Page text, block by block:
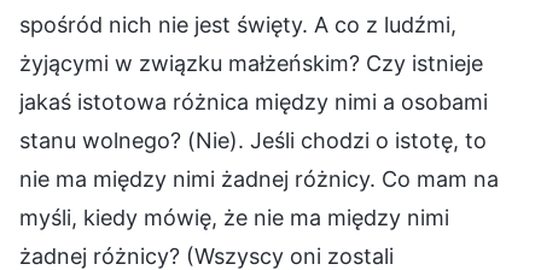
spośród nich nie jest święty. A co z ludźmi,
żyjącymi w związku małżeńskim? Czy istnieje
jakaś istotowa różnica między nimi a osobami
stanu wolnego? (Nie). Jeśli chodzi o istotę, to
nie ma między nimi żadnej różnicy. Co mam na
myśli, kiedy mówię, że nie ma między nimi
żadnej różnicy? (Wszyscy oni zostali